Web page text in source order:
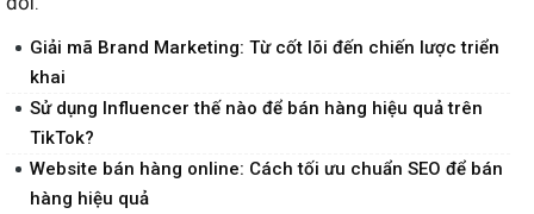
Giải mã Brand Marketing: Từ cốt lõi đến chiến lược triển
khai
Sử dụng Influencer thế nào để bán hàng hiệu quả trên
TikTok?
Website bán hàng online: Cách tối ưu chuẩn SEO để bán
hàng hiệu quả